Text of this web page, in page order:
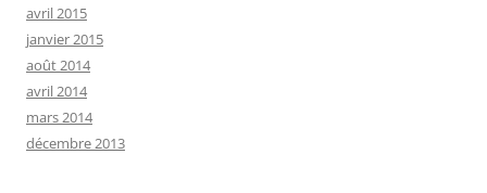
avril 2015
janvier 2015
août 2014
avril 2014
mars 2014
décembre 2013